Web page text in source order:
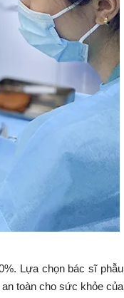
Lựa chọn bác sĩ phẫu
toàn cho sức khỏe của